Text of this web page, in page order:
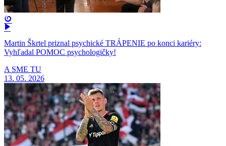
Martin Škrtel priznal psychické TRÁPENIE po konci kariéry:
Vyhľadal POMOC psychologičky!
A SME TU
13. 05. 2026